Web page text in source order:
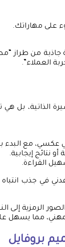
على مهاراتك.
من طراز
العملاء”.
الذاتية،
عكسي، مع البدء
نتائج إيجابية.
القراءة.
في جذب
الصور الرمزية
مما يسهل
بروفايل